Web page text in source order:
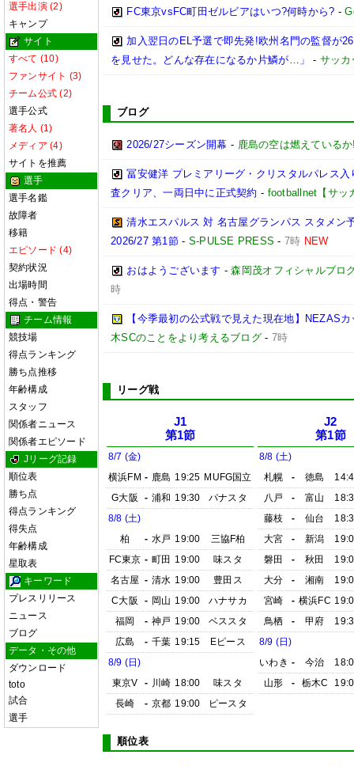
選手出演 (2)
キャンプ
サイト
すべて (10)
ファンサイト (3)
チーム公式 (2)
選手公式
著名人 (1)
メディア (4)
サイトを推薦
選手
選手名鑑
故障者
移籍
エピソード (4)
契約状況
出場時間
得点・警告
チーム情報
競技場
得点ランキング
勝ち点推移
年齢構成
スタッフ
関係者ニュース
関係者エピソード
Jリーグ記録
順位表
勝ち点
得点ランキング
得失点
年齢構成
星取表
キーワード
プレスリリース
ニュース
ブログ
データ・その他
ダウンロード
toto
試合
選手
FC東京vsFC町田ゼルビアはいつ?何時から? -
加入翌日のEL予選で即先発!欧州名門の監督が
を見せた。どんな存在になるか片鱗が…」
- サッカ
ブログ
2026/27シーズン開幕 - 鹿島の空は燃えている
冨安健洋 プレミアリーグ・クリスタルパレス
査クリア、一両日中に正式契約 - footballnet【サッ
清水エスパルス 対 名古屋グランパス スタメン
2026/27 第1節 - S-PULSE PRESS -7時 NEW
おはようございます -森岡茂オフィシャルブロ
時
【今季最初の公式戦で見えた現在地】NEZAS
木SCのことをより考えるブログ - 7時
リーグ戦
J1
第1節
8/7 (金)
横浜FM - 鹿島 19:25 MUFG国立
G大阪
- 浦和 19:30
パナスタ
8/8 (土)
柏
- 水戸 19:00
三協F柏
FC東京 - 町田 19:00
味スタ
名古屋 - 清水 19:00
豊田ス
C大阪
- 岡山 19:00
ハナサカ
福岡
- 神戸 19:00
ベススタ
広島
- 千葉 19:15
Eピース
8/9 (日)
東京V
- 川崎 18:00
味スタ
長崎
- 京都 19:00 ピースタ
J2
第1節
8/8 (土)
札幌
- 徳島
八戸
- 富山
藤枝
- 仙台
大宮
- 新潟
磐田
- 秋田
大分
- 湘南
宮崎
- 横浜FC
鳥栖
- 甲府
8/9 (日)
いわき - 今治
山形
- 栃木C
順位表